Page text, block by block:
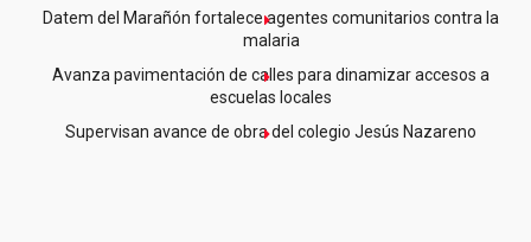
Datem del Marañón fortalece agentes comunitarios contra la
malaria
Avanza pavimentación de calles para dinamizar accesos a
escuelas locales
Supervisan avance de obra del colegio Jesús Nazareno